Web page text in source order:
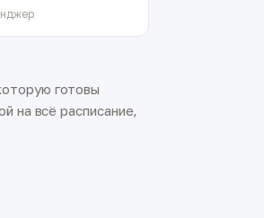
готовы
на всё расписание,